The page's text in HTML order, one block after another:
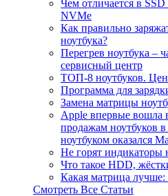
Чем отличается в
NVMe
Как правильно
ноутбука?
Перегрев ноутбука –
сервисный центр
ТОП-8 ноутбуков.
Программа для
Замена матрицы
Apple впервые вошла
продажам ноутбуков
ноутбуком оказался
Не горят индикаторы
Что такое HDD,
Какая матрица
Смотреть Все Статьи